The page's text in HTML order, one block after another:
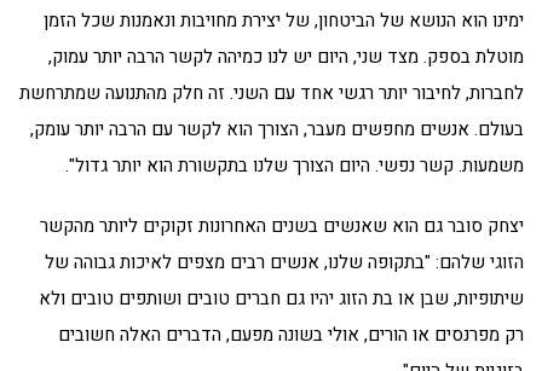
ימינו הוא הנושא של הביטחון, של יצירת מחויבות ונאמנות שכל הזמן
מוטלת בספק. מצד שני, היום יש לנו כמיהה לקשר הרבה יותר עמוק,
לחברות, לחיבור יותר רגשי אחד עם השני. זה חלק מהתנועה שמתרחשת
בעולם. אנשים מחפשים מעבר, הצורך הוא לקשר עם הרבה יותר עומק,
משמעות. קשר נפשי. היום הצורך שלנו בתקשורת הוא יותר גדול".
יצחק סובר גם הוא שאנשים בשנים האחרונות זקוקים ליותר מהקשר
הזוגי שלהם: "בתקופה שלנו, אנשים רבים מצפים לאיכות גבוהה של
שיתופיות, שבן או בת הזוג יהיו גם חברים טובים ושותפים טובים ולא
רק מפרנסים או הורים, אולי בשונה מפעם, הדברים האלה חשובים